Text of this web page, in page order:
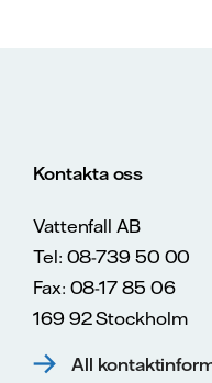
Kontakta oss
Vattenfall AB
Tel: 08-739 50 00
Fax: 08-17 85 06
169 92 Stockholm
All